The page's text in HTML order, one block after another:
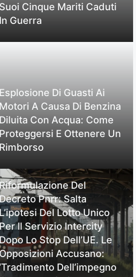
Suoi Cinque Mariti Caduti
In Guerra
Esplosione Di Guasti Ai
Motori A Causa Di Benzina
Diluita Con Acqua: Come
Proteggersi E Ottenere Un
Rimborso
Del
Pnrr: Salta
L’ipotesi Del Lotto Unico
Per Il Servizio Intercity
Lo Stop Dell’UE. Le
Accusano:
‘Tradimento Dell’impegno